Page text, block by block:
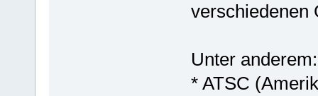
verschiedenen
Unter anderem:
* ATSC